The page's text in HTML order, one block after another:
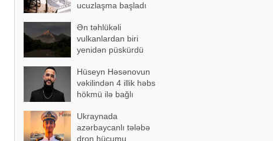
ucuzlaşma başladı
Ən təhlükəli
vulkanlardan biri
yenidən püskürdü
Hüseyn Həsənovun
vəkilindən 4 illik həbs
hökmü ilə bağlı
Ukraynada
azərbaycanlı tələbə
dron hücumu